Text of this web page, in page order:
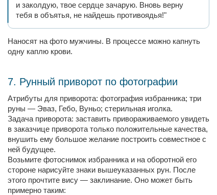
и заколдую, твое сердце зачарую. Вновь верну
тебя в объятья, не найдешь противоядья!"
Наносят на фото мужчины. В процессе можно капнуть
одну каплю крови.
7. Рунный приворот по фотографии
Атрибуты для приворота: фотография избранника; три
руны — Эваз, Гебо, Вуньо; стерильная иголка.
Задача приворота: заставить привораживаемого увидеть
в заказчице приворота только положительные качества,
внушить ему большое желание построить совместное с
ней будущее.
Возьмите фотоснимок избранника и на оборотной его
стороне нарисуйте знаки вышеуказанных рун. После
этого прочтите вису — заклинание. Оно может быть
примерно таким: